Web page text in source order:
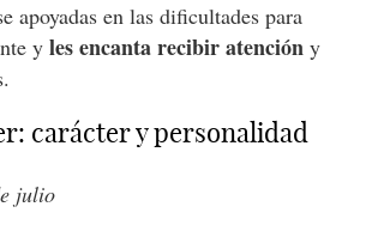
apoyadas en las dificultades para
y les encanta recibir atencióny
carácter y personalidad
julio